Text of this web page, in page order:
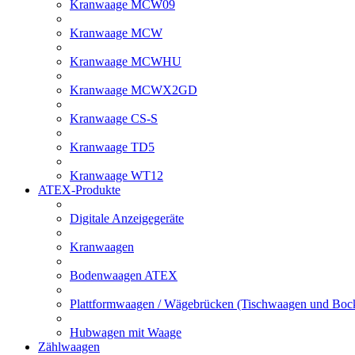
Kranwaage MCW09
Kranwaage MCW
Kranwaage MCWHU
Kranwaage MCWX2GD
Kranwaage CS-S
Kranwaage TD5
Kranwaage WT12
ATEX-Produkte
Digitale Anzeigegeräte
Kranwaagen
Bodenwaagen ATEX
Plattformwaagen / Wägebrücken (Tischwaagen und
Hubwagen mit Waage
Zählwaagen